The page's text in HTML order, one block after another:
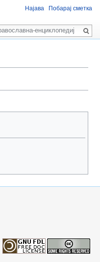
Најава Побарај сметка